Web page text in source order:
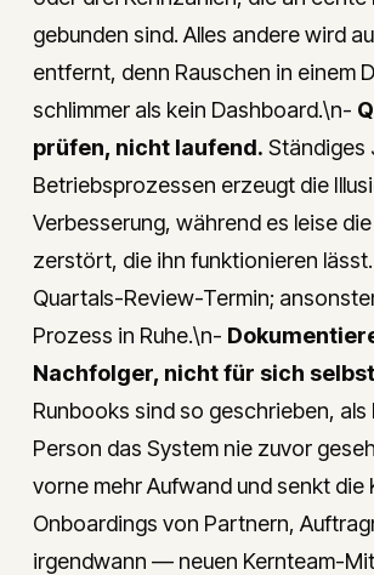
gebunden sind. Alles andere wird
entfernt, denn Rauschen in einem
schlimmer als kein Dashboard.\n-
prüfen, nicht laufend. Ständiges
Betriebsprozessen erzeugt die
Verbesserung, während es leise
zerstört, die ihn funktionieren
Quartals-Review-Termin;
Prozess in Ruhe.\n-
Nachfolger, nicht für sich
Runbooks sind so geschrieben,
Person das System nie zuvor
vorne mehr Aufwand und senkt die
Onboardings von Partnern,
irgendwann — neuen Kernteam-